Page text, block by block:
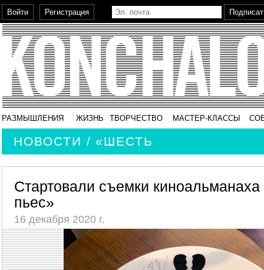
РАЗМЫШЛЕНИЯ ЖИЗНЬ ТВОРЧЕСТВО МАСТЕР-КЛАССЫ
НОВОСТИ / «ШЕСТЬ
Cтартовали съемки
пьес»
16 декабря 2020 г.